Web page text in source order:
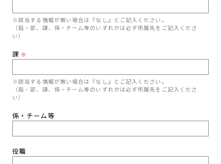
※該当する情報が無い場合は『なし』とご記入ください。
（局・部、課、係・チーム等のいずれかは必ず所属先をご記入くださ
い）
課 ※
※該当する情報が無い場合は『なし』とご記入ください。
（局・部、課、係・チーム等のいずれかは必ず所属先をご記入くださ
い）
係・チーム等
役職